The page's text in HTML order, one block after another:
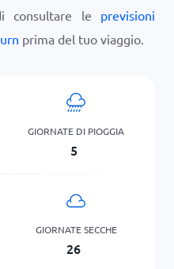
consultare le previsioni
prima del tuo viaggio.
GIORNATE DI PIOGGIA
5
GIORNATE SECCHE
26